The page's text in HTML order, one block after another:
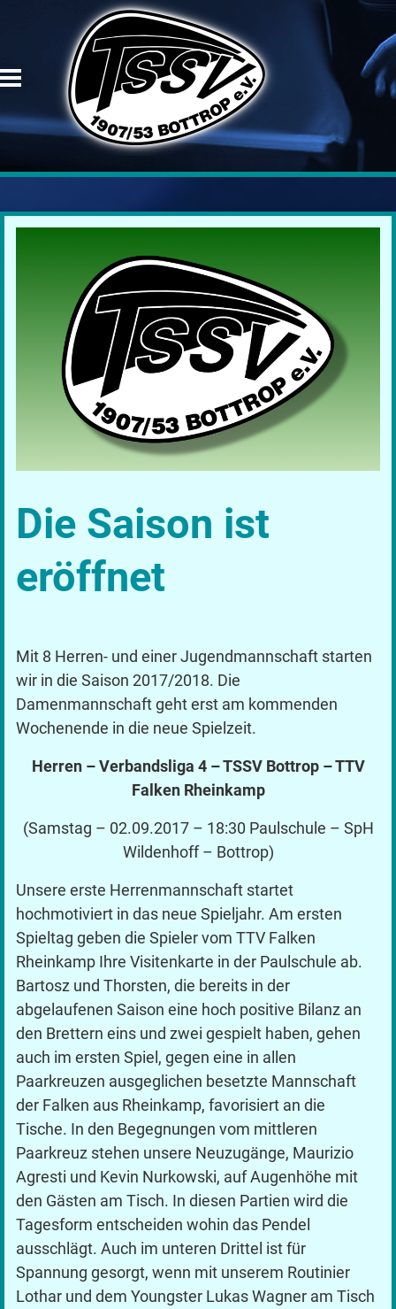
Die Saison ist
eröffnet
Mit 8 Herren- und einer Jugendmannschaft starten
wir in die Saison 2017/2018. Die
Damenmannschaft geht erst am kommenden
Wochenende in die neue Spielzeit.
Herren – Verbandsliga 4 – TSSV Bottrop – TTV
Falken Rheinkamp
(Samstag – 02.09.2017 – 18:30 Paulschule – SpH
Wildenhoff – Bottrop)
Unsere erste Herrenmannschaft startet
hochmotiviert in das neue Spieljahr. Am ersten
Spieltag geben die Spieler vom TTV Falken
Rheinkamp Ihre Visitenkarte in der Paulschule ab.
Bartosz und Thorsten, die bereits in der
abgelaufenen Saison eine hoch positive Bilanz an
den Brettern eins und zwei gespielt haben, gehen
auch im ersten Spiel, gegen eine in allen
Paarkreuzen ausgeglichen besetzte Mannschaft
der Falken aus Rheinkamp, favorisiert an die
Tische. In den Begegnungen vom mittleren
Paarkreuz stehen unsere Neuzugänge, Maurizio
Agresti und Kevin Nurkowski, auf Augenhöhe mit
den Gästen am Tisch. In diesen Partien wird die
Tagesform entscheiden wohin das Pendel
ausschlägt. Auch im unteren Drittel ist für
Spannung gesorgt, wenn mit unserem Routinier
Lothar und dem Youngster Lukas Wagner am Tisch